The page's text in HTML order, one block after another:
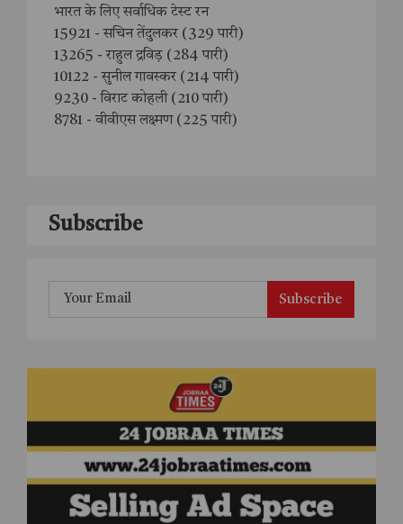
भारत के लिए सर्वाधिक टेस्ट रन
15921 - सचिन तेंदुलकर (329 पारी)
13265 - राहुल द्रविड़ (284 पारी)
10122 - सुनील गावस्कर (214 पारी)
9230 - विराट कोहली (210 पारी)
8781 - वीवीएस लक्ष्मण (225 पारी)
Subscribe
Subscribe